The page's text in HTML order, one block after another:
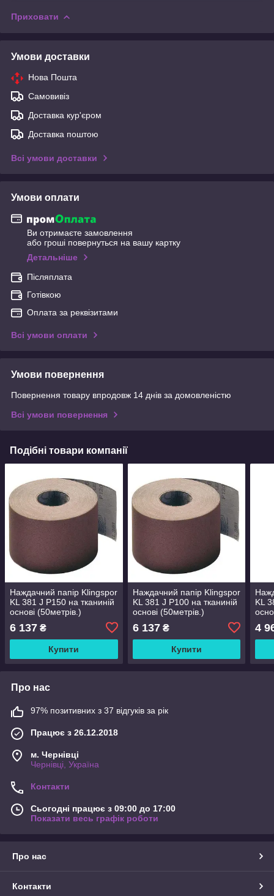
Приховати
Умови доставки
Нова Пошта
Самовивіз
Доставка кур'єром
Доставка поштою
Всі умови доставки
Умови оплати
Ви отримаєте замовлення
або гроші повернуться на вашу картку
Детальніше
Післяплата
Готівкою
Оплата за реквізитами
Всі умови оплати
Умови повернення
Повернення товару впродовж 14 днів за домовленістю
Всі умови повернення
Подібні товари компанії
Наждачний папір Klingspor
KL 381 J P150 на тканиній
основі (50метрів.)
6 137 ₴
Купити
Наждачний папір Klingspor
KL 381 J P100 на тканиній
основі (50метрів.)
6 137₴
Купити
KL
4
Про нас
97% позитивних з 37 відгуків за рік
Працює з 26.12.2018
м. Чернівці
Чернівці, Україна
Контакти
Сьогодні працює з 09:00 до 17:00
Показати весь графік роботи
Про нас
Контакти